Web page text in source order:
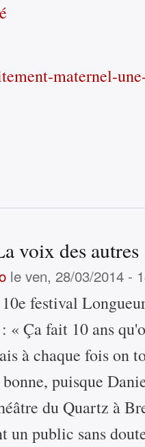
maternel-
voix des autres
le ven, 28/03/2014 -
festival
« Ça fait 10 ans
à chaque fois on
puisque
du Quartz à
un public sans